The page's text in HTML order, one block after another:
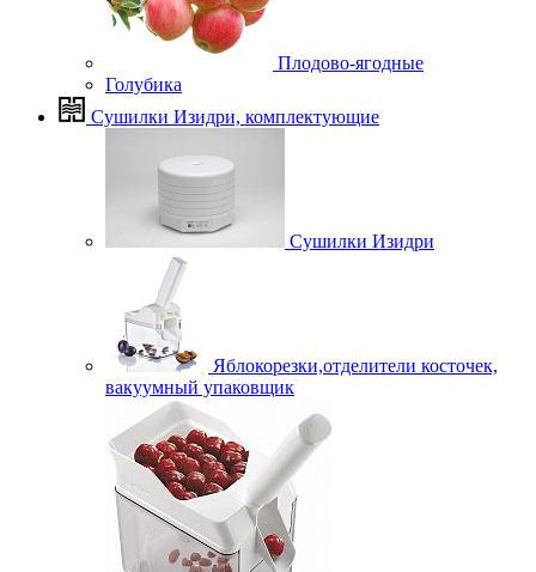
Плодово-ягодные
Голубика
Сушилки Изидри, комплектующие
Сушилки Изидри
Яблокорезки,отделители косточек,
вакуумный упаковщик